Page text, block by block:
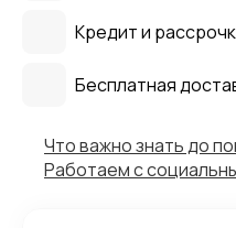
Кредит и
Бесплатная
Что важно знать до
Работаем с